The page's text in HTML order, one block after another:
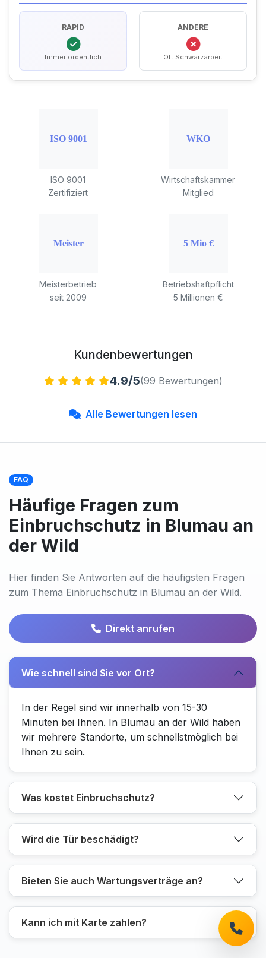
RAPID
Immer ordentlich
ANDERE
Oft Schwarzarbeit
ISO 9001
Zertifiziert
Wirtschaftskammer
Mitglied
Meisterbetrieb
seit 2009
Betriebshaftpflicht
5 Millionen €
Kundenbewertungen
4.9/5(99 Bewertungen)
Alle Bewertungen lesen
FAQ
Häufige Fragen zum
Einbruchschutz in Blumau an
der Wild
Hier finden Sie Antworten auf die häufigsten Fragen
zum Thema Einbruchschutz in Blumau an der Wild.
Direkt anrufen
Wie schnell sind Sie vor Ort?
In der Regel sind wir innerhalb von 15-30
Minuten bei Ihnen. In Blumau an der Wild haben
wir mehrere Standorte, um schnellstmöglich bei
Ihnen zu sein.
Was kostet Einbruchschutz?
Wird die Tür beschädigt?
Bieten Sie auch Wartungsverträge an?
Kann ich mit Karte zahlen?